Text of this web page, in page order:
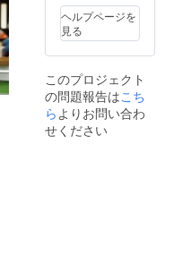
ん、な
デコポ
ン、蜜
星（蜜
入りり
んご）
などを
予定 ※
月：フ
ルーツ
アドバ
イザー
ちご、
特選デ
コポン
など ２
オレン
ジ、な
ど 6
月：味
ロン、
宮崎県
産完熟
マン
よっ
て、内
容に若
干変更
る可能
性があ
りま
す。ご
了承く
ヘルプページを
見る
このプロジェクト
の問題報告はこち
ら よりお問い合わ
せください